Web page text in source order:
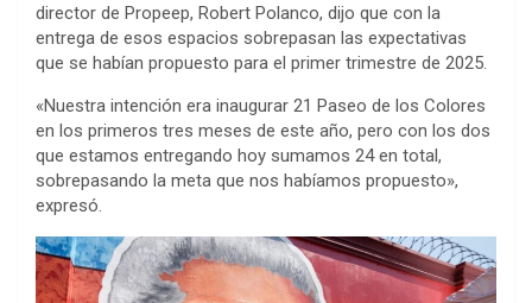
director de Propeep, Robert Polanco, dijo que con la
entrega de esos espacios sobrepasan las expectativas
que se habían propuesto para el primer trimestre de 2025.
«Nuestra intención era inaugurar 21 Paseo de los Colores
en los primeros tres meses de este año, pero con los dos
que estamos entregando hoy sumamos 24 en total,
sobrepasando la meta que nos habíamos propuesto»,
expresó.